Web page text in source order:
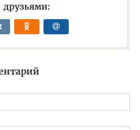
друзьями: